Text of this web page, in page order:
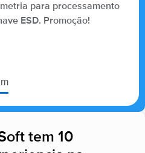
para processamento
ESD. Promoção!
tem 10